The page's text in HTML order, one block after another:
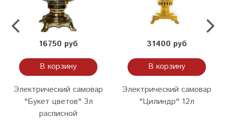
16750 руб
В корзину
Электрический самовар
"Букет цветов" 3л
расписной
31400 руб
В корзину
Электрический самовар
"Цилиндр" 12л